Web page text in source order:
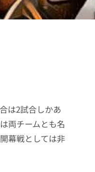
は2試合しかあ
両チームとも名
幕戦としては非